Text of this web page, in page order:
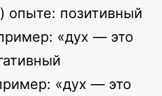
опыте: позитивный
«дух — это
«дух — это